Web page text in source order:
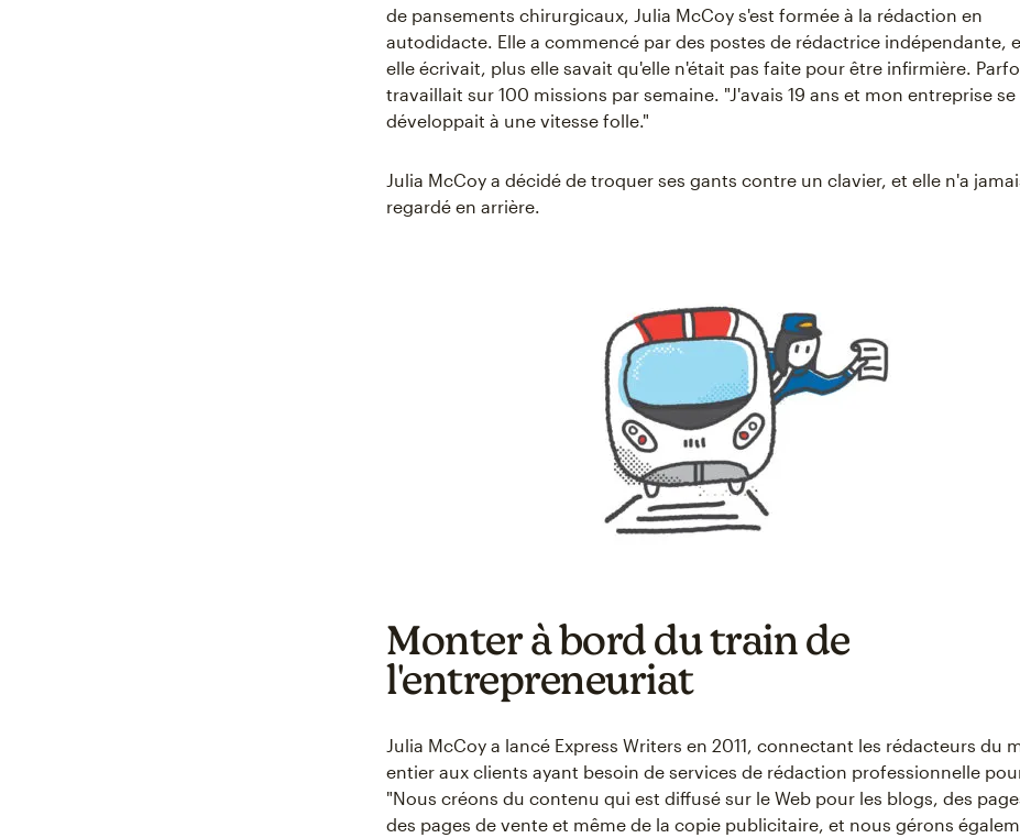
de pansements chirurgicaux, Julia McCoy s'est formée à la rédaction en
autodidacte. Elle a commencé par des postes de rédactrice indépendante,
elle écrivait, plus elle savait qu'elle n'était pas faite pour être infirmière.
travaillait sur 100 missions par semaine. "J'avais 19 ans et mon entreprise se
développait à une vitesse folle."
Julia McCoy a décidé de troquer ses gants contre un clavier, et elle n'a
regardé en arrière.
Monter à bord du train de
l'entrepreneuriat
Julia McCoy a lancé Express Writers en 2011, connectant les rédacteurs du
entier aux clients ayant besoin de services de rédaction professionnelle
"Nous créons du contenu qui est diffusé sur le Web pour les blogs, des
des pages de vente et même de la copie publicitaire, et nous gérons